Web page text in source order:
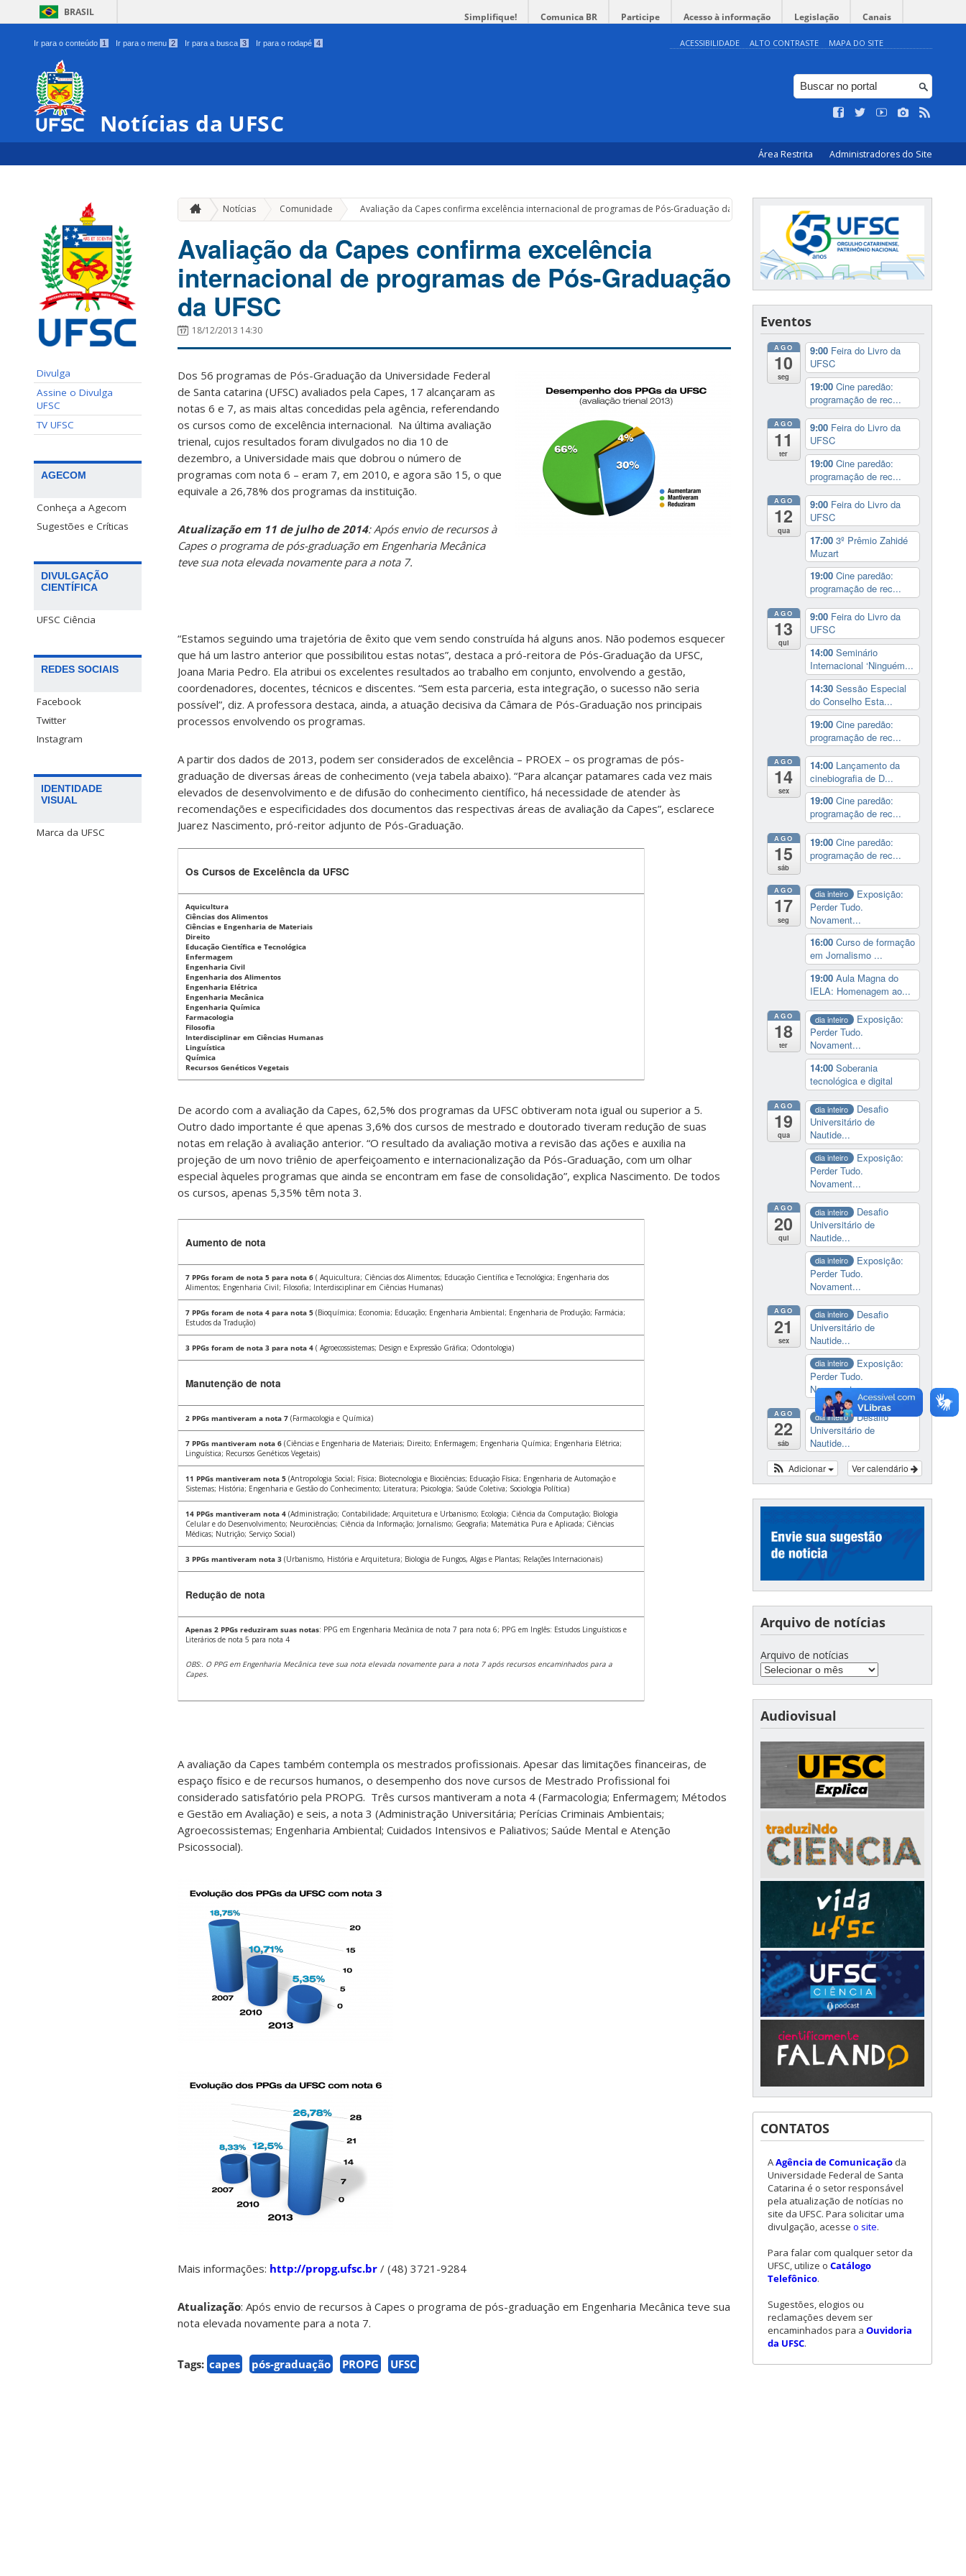
BRASIL Simplifique! Comunica BR Participe Acesso à informação Legislação Canais
Ir para o conteúdo 1 Ir para o menu 2 Ir para a busca 3 Ir para o rodapé 4 ACESSIBILIDADE ALTO CONTRASTE MAPA DO SITE
Notícias da UFSC
Área Restrita Administradores do Site
Divulga
Assine o Divulga
UFSC
TV UFSC
AGECOM
Conheça a Agecom
Sugestões e Críticas
DIVULGAÇÃO
CIENTÍFICA
UFSC Ciência
REDES SOCIAIS
Facebook
Twitter
Instagram
IDENTIDADE
VISUAL
Marca da UFSC
Notícias Comunidade » Avaliação da Capes confirma excelência internacional de programas de Pós-Graduação da UFSC
Avaliação da Capes confirma excelência
internacional de programas de Pós-Graduação
da UFSC
18/12/2013 14:30
Dos 56 programas de Pós-Graduação da Universidade Federal
de Santa catarina (UFSC) avaliados pela Capes, 17 alcançaram as
notas 6 e 7, as mais altas concedidas pela agência, referendando
os cursos como de excelência internacional. Na última avaliação
trienal, cujos resultados foram divulgados no dia 10 de
dezembro, a Universidade mais que dobrou o número de
programas com nota 6 – eram 7, em 2010, e agora são 15, o que
equivale a 26,78% dos programas da instituição.
Atualização em 11 de julho de 2014: Após envio de recursos à
Capes o programa de pós-graduação em Engenharia Mecânica
teve sua nota elevada novamente para a nota 7.
“Estamos seguindo uma trajetória de êxito que vem sendo construída há alguns anos. Não podemos esquecer
que há um lastro anterior que possibilitou estas notas”, destaca a pró-reitora de Pós-Graduação da UFSC,
Joana Maria Pedro. Ela atribui os excelentes resultados ao trabalho em conjunto, envolvendo a gestão,
coordenadores, docentes, técnicos e discentes. “Sem esta parceria, esta integração, o sucesso não seria
possível”, diz. A professora destaca, ainda, a atuação decisiva da Câmara de Pós-Graduação nos principais
processos envolvendo os programas.
A partir dos dados de 2013, podem ser considerados de excelência – PROEX – os programas de pós-
graduação de diversas áreas de conhecimento (veja tabela abaixo). “Para alcançar patamares cada vez mais
elevados de desenvolvimento e de difusão do conhecimento científico, há necessidade de atender às
recomendações e especificidades dos documentos das respectivas áreas de avaliação da Capes”, esclarece
Juarez Nascimento, pró-reitor adjunto de Pós-Graduação.
Os Cursos de Excelência da UFSC
Aquicultura
Ciências dos Alimentos
Ciências e Engenharia de Materiais
Direito
Educação Científica e Tecnológica
Enfermagem
Engenharia Civil
Engenharia dos Alimentos
Engenharia Elétrica
Engenharia Mecânica
Engenharia Química
Farmacologia
Filosofia
Interdisciplinar em Ciências Humanas
Linguística
Química
Recursos Genéticos Vegetais
De acordo com a avaliação da Capes, 62,5% dos programas da UFSC obtiveram nota igual ou superior a 5.
Outro dado importante é que apenas 3,6% dos cursos de mestrado e doutorado tiveram redução de suas
notas em relação à avaliação anterior. “O resultado da avaliação motiva a revisão das ações e auxilia na
projeção de um novo triênio de aperfeiçoamento e internacionalização da Pós-Graduação, com um olhar
especial àqueles programas que ainda se encontram em fase de consolidação”, explica Nascimento. De todos
os cursos, apenas 5,35% têm nota 3.
Aumento de nota
7 PPGs foram de nota 5 para nota 6 ( Aquicultura; Ciências dos Alimentos; Educação Científica e Tecnológica; Engenharia dos
Alimentos; Engenharia Civil; Filosofia; Interdisciplinar em Ciências Humanas)
7 PPGs foram de nota 4 para nota 5 (Bioquímica; Economia; Educação; Engenharia Ambiental; Engenharia de Produção; Farmácia;
Estudos da Tradução)
3 PPGs foram de nota 3 para nota 4 ( Agroecossistemas; Design e Expressão Gráfica; Odontologia)
Manutenção de nota
2 PPGs mantiveram a nota 7 (Farmacologia e Química)
7 PPGs mantiveram nota 6 (Ciências e Engenharia de Materiais; Direito; Enfermagem; Engenharia Química; Engenharia Elétrica;
Linguística; Recursos Genéticos Vegetais)
11 PPGs mantiveram nota 5 (Antropologia Social; Física; Biotecnologia e Biociências; Educação Física; Engenharia de Automação e
Sistemas; História; Engenharia e Gestão do Conhecimento; Literatura; Psicologia; Saúde Coletiva; Sociologia Política)
14 PPGs mantiveram nota 4 (Administração; Contabilidade; Arquitetura e Urbanismo; Ecologia; Ciência da Computação; Biologia
Celular e do Desenvolvimento; Neurociências; Ciência da Informação; Jornalismo; Geografia; Matemática Pura e Aplicada; Ciências
Médicas; Nutrição; Serviço Social)
3 PPGs mantiveram nota 3 (Urbanismo, História e Arquitetura; Biologia de Fungos, Algas e Plantas; Relações Internacionais)
Redução de nota
Apenas 2 PPGs reduziram suas notas: PPG em Engenharia Mecânica de nota 7 para nota 6; PPG em Inglês: Estudos Linguísticos e
Literários de nota 5 para nota 4
OBS:. O PPG em Engenharia Mecânica teve sua nota elevada novamente para a nota 7 após recursos encaminhados para a
Capes.
A avaliação da Capes também contempla os mestrados profissionais. Apesar das limitações financeiras, de
espaço físico e de recursos humanos, o desempenho dos nove cursos de Mestrado Profissional foi
considerado satisfatório pela PROPG. Três cursos mantiveram a nota 4 (Farmacologia; Enfermagem; Métodos
e Gestão em Avaliação) e seis, a nota 3 (Administração Universitária; Perícias Criminais Ambientais;
Agroecossistemas; Engenharia Ambiental; Cuidados Intensivos e Paliativos; Saúde Mental e Atenção
Psicossocial).
Mais informações: http://propg.ufsc.br / (48) 3721-9284
Atualização: Após envio de recursos à Capes o programa de pós-graduação em Engenharia Mecânica teve sua
nota elevada novamente para a nota 7.
Tags: capes pós-graduação PROPG UFSC
Eventos
AGO
10
seg
9:00 Feira do Livro da
UFSC
19:00 Cine paredão:
programação de rec...
AGO
11
ter
9:00 Feira do Livro da
UFSC
19:00 Cine paredão:
programação de rec...
AGO
12
qua
9:00 Feira do Livro da
UFSC
17:00 3º Prêmio Zahidé
Muzart
19:00 Cine paredão:
programação de rec...
AGO
13
qui
9:00 Feira do Livro da
UFSC
14:00 Seminário
Internacional ‘Ninguém...
14:30 Sessão Especial
do Conselho Esta...
19:00 Cine paredão:
programação de rec...
AGO
14
sex
14:00 Lançamento da
cinebiografia de D...
19:00 Cine paredão:
programação de rec...
AGO
15
sáb
19:00 Cine paredão:
programação de rec...
AGO
17
seg
dia inteiro
Exposição:
Perder Tudo.
Novament...
16:00 Curso de formação
em Jornalismo ...
19:00 Aula Magna do
IELA: Homenagem ao...
AGO
18
ter
dia inteiro
Exposição:
Perder Tudo.
Novament...
14:00 Soberania
tecnológica e digital
AGO
19
qua
dia inteiro
Desafio
Universitário de
Nautide...
dia inteiro
Exposição:
Perder Tudo.
Novament...
AGO
20
qui
dia inteiro
Desafio
Universitário de
Nautide...
dia inteiro
Exposição:
Perder Tudo.
Novament...
AGO
21
sex
dia inteiro
Desafio
Universitário de
Nautide...
dia inteiro
Exposição:
Perder Tudo.
Novament...
AGO
22
sáb
dia inteiro
Desafio
Universitário de
Nautide...
Ver calendário
Adicionar
Arquivo de notícias
Arquivo de notícias
Audiovisual
CONTATOS
AAgência de Comunicação da
Universidade Federal de Santa
Catarina é o setor responsável
pela atualização de notícias no
site da UFSC. Para solicitar uma
divulgação, acesse o site.
Para falar com qualquer setor da
UFSC, utilize o Catálogo
Telefônico.
Sugestões, elogios ou
reclamações devem ser
encaminhados para a Ouvidoria
da UFSC.